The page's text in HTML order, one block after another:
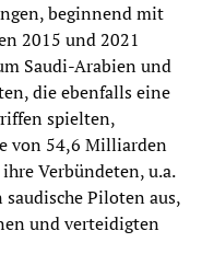
beginnend mit
2015 und 2021
Saudi-Arabien und
die ebenfalls eine
spielten,
von 54,6 Milliarden
Verbündeten, u.a.
Piloten aus,
und verteidigten